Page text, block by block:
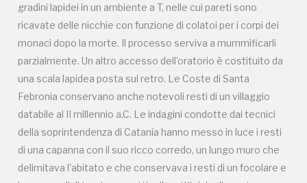
gradini lapidei in un ambiente a T, nelle cui pareti sono
ricavate delle nicchie con funzione di colatoi per i corpi dei
monaci dopo la morte. Il processo serviva a mummificarli
parzialmente. Un altro accesso dell'oratorio è costituito da
una scala lapidea posta sul retro. Le Coste di Santa
Febronia conservano anche notevoli resti di un villaggio
databile al II millennio a.C. Le indagini condotte dai tecnici
della soprintendenza di Catania hanno messo in luce i resti
di una capanna con il suo ricco corredo, un lungo muro che
delimitava l'abitato e che conservava i resti di un focolare e
filari regolari, cui si accedeva attraverso sentieri intagliati
nella roccia. Le analisi dei semi rinvenuti e di diversi
contenitori in ceramica provenienti dalla capanna hanno
permesso di conoscere la dieta degli abitanti dell'area,
mentre in un settore separato rispetto alla capanna, è
stata individuata una zona dedicata alle attività artigianali
all'aperto, come la lavorazione della selce e la macellazione.
Notevoli, infine, le deposizioni rinvenute davanti alla celle,
che documentano rituali di offerte e libagioni successive al
seppellimento. Dal villaggio provengono anche oggetti in